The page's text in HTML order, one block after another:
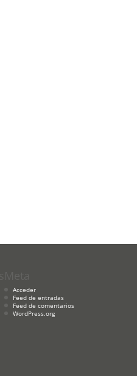
Acceder
Feed de entradas
Feed de comentarios
WordPress.org